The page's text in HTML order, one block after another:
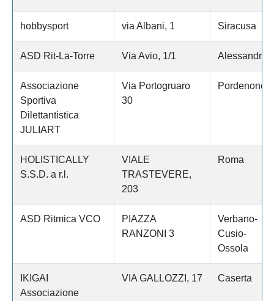
hobbysport via Albani, 1 Siracusa
ASD Rit-La-Torre Via Avio, 1/1 Alessandria
Associazione
Sportiva
Dilettantistica
JULIART
Via Portogruaro
30
Pordenone
HOLISTICALLY
S.S.D. a r.l.
VIALE
TRASTEVERE,
203
Roma
ASD Ritmica VCO
PIAZZA
RANZONI 3
Verbano-
Cusio-
Ossola
IKIGAI
Associazione
VIA GALLOZZI, 17 Caserta